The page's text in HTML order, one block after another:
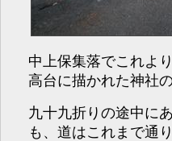
中上保集落でこれよ
高台に描かれた神社
九十九折りの途中に
も、道はこれまで通